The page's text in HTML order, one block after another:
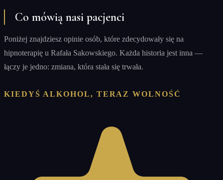
Co mówią nasi pacjenci
Poniżej znajdziesz opinie osób, które zdecydowały się na
hipnoterapię u Rafała Sakowskiego. Każda historia jest inna —
łączy je jedno: zmiana, która stała się trwała.
KIEDYŚ ALKOHOL, TERAZ WOLNOŚĆ